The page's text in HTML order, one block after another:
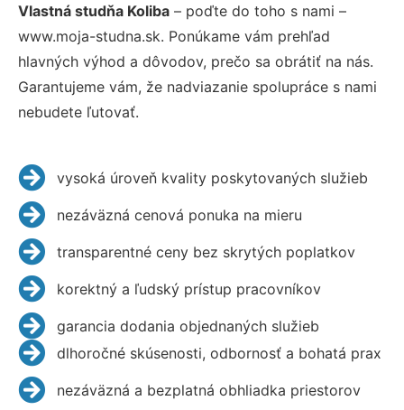
Vlastná studňa Koliba – poďte do toho s nami –
www.moja-studna.sk. Ponúkame vám prehľad
hlavných výhod a dôvodov, prečo sa obrátiť na nás.
Garantujeme vám, že nadviazanie spolupráce s nami
nebudete ľutovať.
vysoká úroveň kvality poskytovaných služieb
nezáväzná cenová ponuka na mieru
transparentné ceny bez skrytých poplatkov
korektný a ľudský prístup pracovníkov
garancia dodania objednaných služieb
dlhoročné skúsenosti, odbornosť a bohatá prax
nezáväzná a bezplatná obhliadka priestorov